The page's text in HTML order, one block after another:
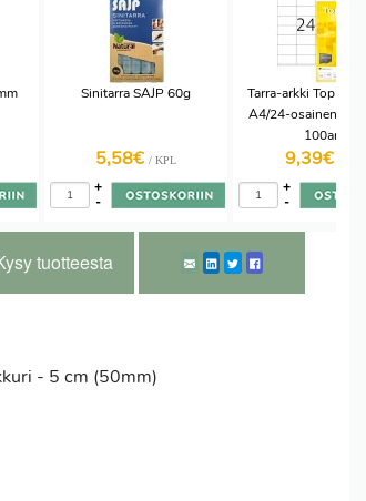
Sinitarra SAJP 60g
5,58€ / KPL
-
+
Tarra-arkki Top
A4/24-osainen
100ark
9,39€
-
+
tuotteesta
- 5 cm (50mm)